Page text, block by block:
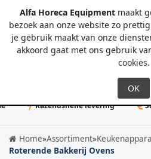
Alfa Horeca Equipmentmaakt
bezoek aan onze website zo
je gebruik maakt van onze
akkoord gaat met ons gebruik
cookies.
Razendsnelle levering
Home»Assortiment»
Roterende Bakkerij Ovens